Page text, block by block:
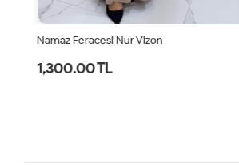
Namaz Feracesi Nur Vizon
1,300.00 TL